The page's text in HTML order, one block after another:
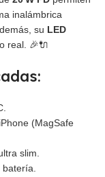
inalámbrica
su LED
real. 🎉🔌
(MagSafe
slim.
batería.